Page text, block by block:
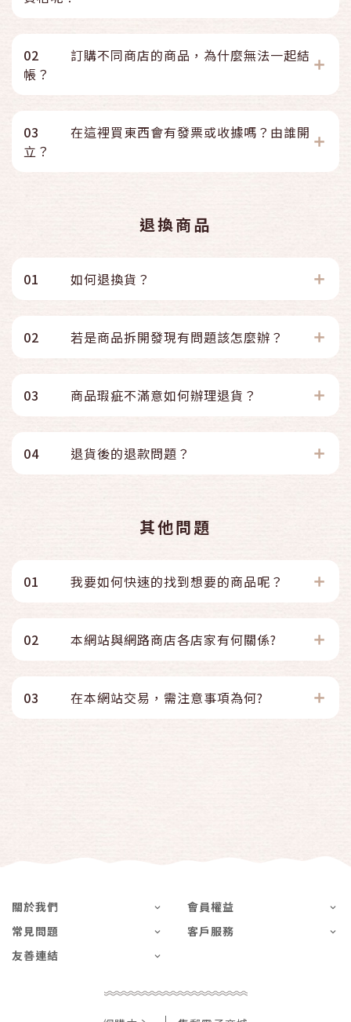
02
訂購不同商店的商品，為什麼無法一起結
帳？
03
在這裡買東西會有發票或收據嗎？由誰開
立？
退換商品
01 如何退換貨？
02 若是商品拆開發現有問題該怎麼辦？
03 商品瑕疵不滿意如何辦理退貨？
04 退貨後的退款問題？
其他問題
01 我要如何快速的找到想要的商品呢？
02 本網站與網路商店各店家有何關係?
03 在本網站交易，需注意事項為何?
關於我們
會員權益
常見問題
客戶服務
友善連結